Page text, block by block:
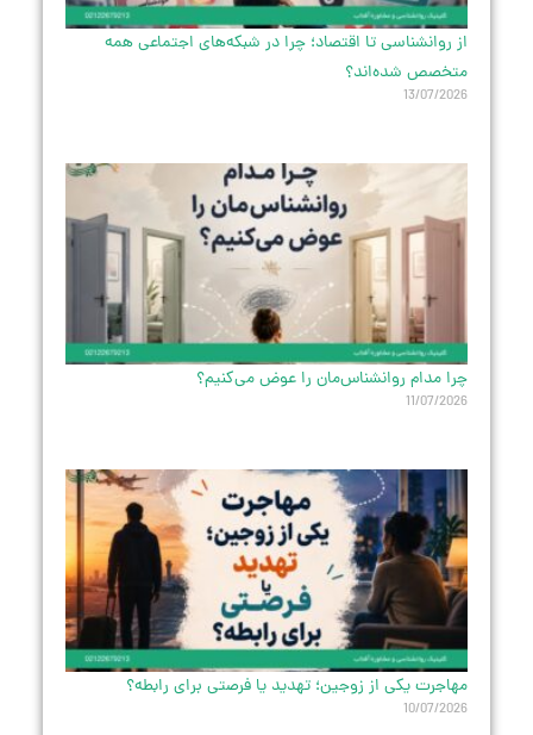
از روانشناسی تا اقتصاد؛ چرا در شبکه‌های اجتماعی همه
متخصص شده‌اند؟
13/07/2026
چرا مدام روانشناس‌مان را عوض می‌کنیم؟
11/07/2026
مهاجرت یکی از زوجین؛ تهدید یا فرصتی برای رابطه؟
10/07/2026